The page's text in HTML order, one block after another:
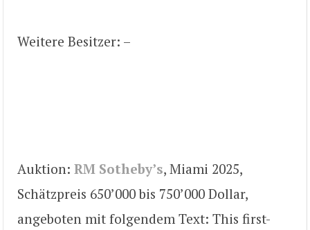
Weitere Besitzer: –
Auktion: RM Sotheby’s, Miami 2025,
Schätzpreis 650’000 bis 750’000 Dollar,
angeboten mit folgendem Text: This first-